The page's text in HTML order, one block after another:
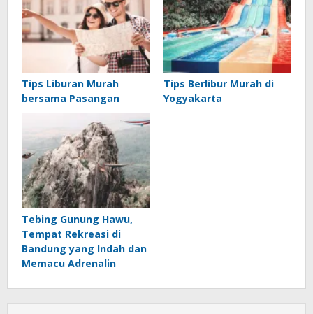
Tips Liburan Murah
bersama Pasangan
Tips Berlibur Murah di
Yogyakarta
Tebing Gunung Hawu,
Tempat Rekreasi di
Bandung yang Indah dan
Memacu Adrenalin